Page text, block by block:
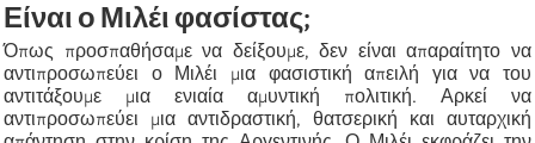
Είναι ο Μιλέι φασίστας;
Όπως προσπαθήσαμε να δείξουμε, δεν είναι απαραίτητο να
αντιπροσωπεύει ο Μιλέι μια φασιστική απειλή για να του
αντιτάξουμε μια ενιαία αμυντική πολιτική. Αρκεί να
αντιπροσωπεύει μια αντιδραστική, θατσερική και αυταρχική